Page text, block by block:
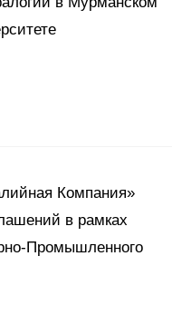
Компания»
в рамках
Промышленного